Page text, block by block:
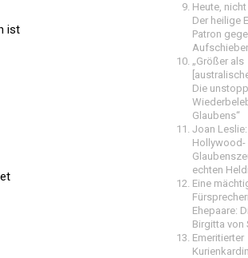
ist
Heute,
Der heilige
Patron
„Größer als
Die
Glaubens“
Joan
Hollywood-
echten
Eine
Ehepaare:
Birgitta von
Emeritierter